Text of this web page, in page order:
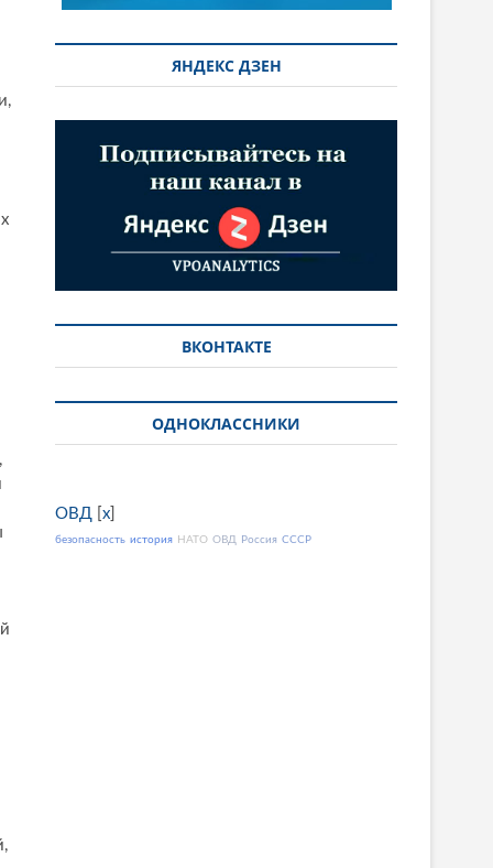
ЯНДЕКС ДЗЕН
ВКОНТАКТЕ
ОДНОКЛАССНИКИ
ОВД x
безопасность история НАТО ОВД Россия СССР